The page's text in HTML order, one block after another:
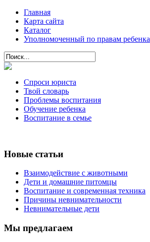
Главная
Карта сайта
Каталог
Уполномоченный по правам ребенка
Спроси юриста
Твой словарь
Проблемы воспитания
Обучение ребенка
Воспитание в семье
Новые статьи
Взаимодействие с животными
Дети и домашние питомцы
Воспитание и современная техника
Причины невнимательности
Невнимательные дети
Мы предлагаем